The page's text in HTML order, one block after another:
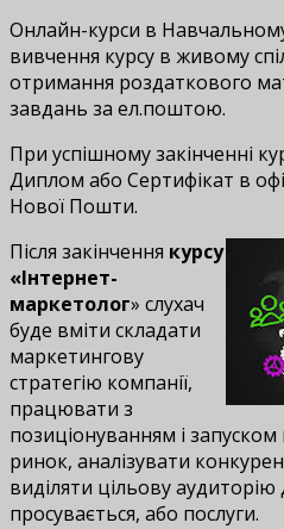
Онлайн-курси в
вивчення курсу в живому
отримання роздаткового
завдань за ел.поштою.
При успішному закінченні
Диплом або Сертифікат в
Нової Пошти.
Після закінчення курсу
«Інтернет-
маркетолог» слухач
буде вміти складати
маркетингову
стратегію компанії,
працювати з
позиціонуванням і
ринок, аналізувати
виділяти цільову
просувається, або послуги.